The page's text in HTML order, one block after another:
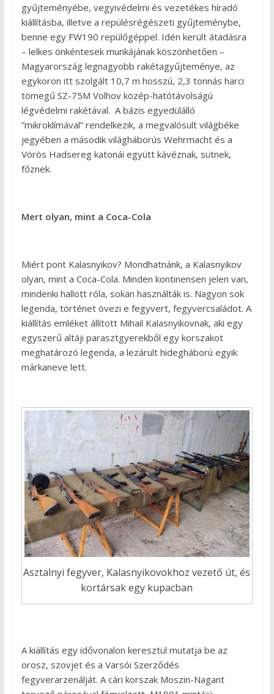
gyűjteményébe, vegyivédelmi és vezetékes híradó
kiállításba, illetve a repülésrégészeti gyűjteménybe,
benne egy FW190 repülőgéppel. Idén került átadásra
– lelkes önkéntesek munkájának köszönhetően –
Magyarország legnagyobb rakétagyűjteménye, az
egykoron itt szolgált 10,7 m hosszú, 2,3 tonnás harci
tömegű SZ-75M Volhov közép-hatótávolságú
légvédelmi rakétával. A bázis egyedülálló
”mikroklímával” rendelkezik, a megvalósult világbéke
jegyében a második világháborús Wehrmacht és a
Vörös Hadsereg katonái együtt kávéznak, sütnek,
főznek.
Mert olyan, mint a Coca-Cola
Miért pont Kalasnyikov? Mondhatnánk, a Kalasnyikov
olyan, mint a Coca-Cola. Minden kontinensen jelen van,
mindenki hallott róla, sokan használták is. Nagyon sok
legenda, történet övezi e fegyvert, fegyvercsaládot. A
kiállítás emléket állított Mihail Kalasnyikovnak, aki egy
egyszerű altáji parasztgyerekből egy korszakot
meghatározó legenda, a lezárult hidegháború egyik
márkaneve lett.
Asztalnyi fegyver, Kalasnyikovokhoz vezető út, és
kortársak egy kupacban
A kiállítás egy idővonalon keresztül mutatja be az
orosz, szovjet és a Varsói Szerződés
fegyverarzenálját. A cári korszak Moszin-Nagant